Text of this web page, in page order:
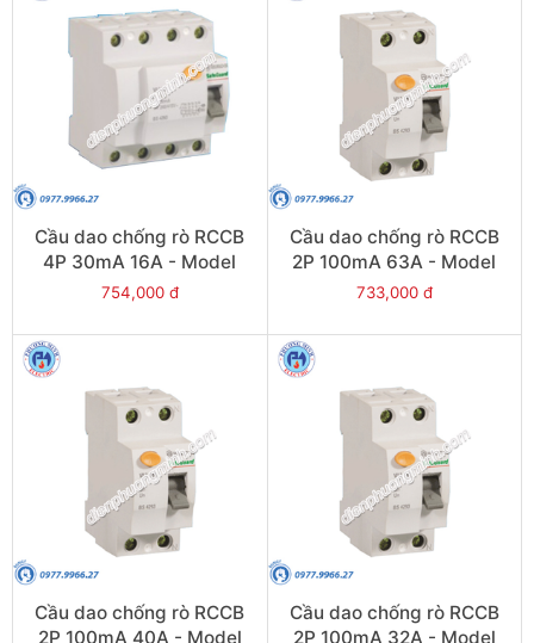
Cầu dao chống rò RCCB
4P 30mA 16A - Model
VLL45N/4016/030
754,000 đ
Cầu dao chống rò RCCB
2P 100mA 63A - Model
VLL45N/2063/100
733,000 đ
Cầu dao chống rò RCCB
2P 100mA 40A - Model
Cầu dao chống rò RCCB
2P 100mA 32A - Model